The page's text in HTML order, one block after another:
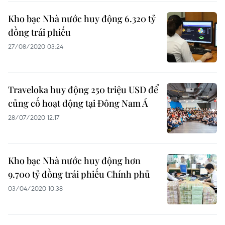
Kho bạc Nhà nước huy động 6.320 tỷ
đồng trái phiếu
27/08/2020 03:24
Traveloka huy động 250 triệu USD để
củng cố hoạt động tại Đông Nam Á
28/07/2020 12:17
Kho bạc Nhà nước huy động hơn
9.700 tỷ đồng trái phiếu Chính phủ
03/04/2020 10:38